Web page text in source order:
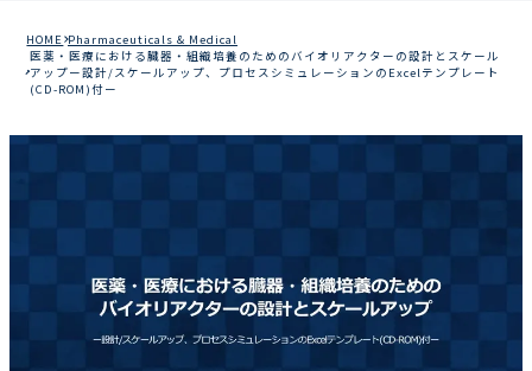
カテゴリで選ぶ
HOME Pharmaceuticals & Medical
医薬・医療における臓器・組織培養のためのバイオリアクターの設計とスケール
アップー設計/スケールアップ、プロセスシミュレーションのExcelテンプレート
(CD-ROM)付ー